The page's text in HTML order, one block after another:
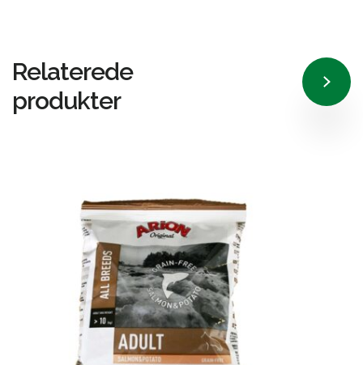
Relaterede
produkter